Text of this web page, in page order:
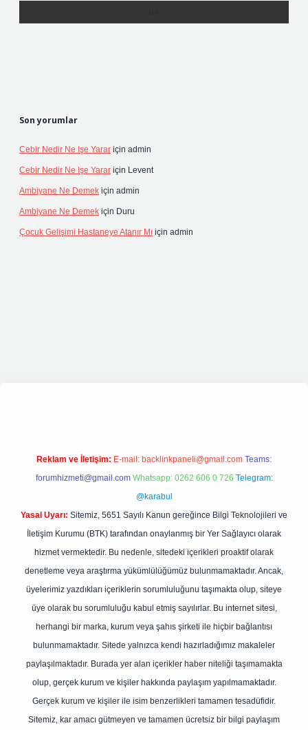
Son yorumlar
Cebir Nedir Ne Işe Yarar için admin
Cebir Nedir Ne Işe Yarar için Levent
Ambiyane Ne Demek için admin
Ambiyane Ne Demek için Duru
Çocuk Gelişimi Hastaneye Atanır Mı için admin
Reklam ve İletişim: E-mail: backlinkpaneli@gmail.com Teams:
forumhizmeti@gmail.com Whatsapp: 0262 606 0 726 Telegram:
@karabul
Yasal Uyarı: Sitemiz, 5651 Sayılı Kanun gereğince Bilgi Teknolojileri ve
İletişim Kurumu (BTK) tarafından onaylanmış bir Yer Sağlayıcı olarak
hizmet vermektedir. Bu nedenle, sitedeki içerikleri proaktif olarak
denetleme veya araştırma yükümlülüğümüz bulunmamaktadır. Ancak,
üyelerimiz yazdıkları içeriklerin sorumluluğunu taşımakta olup, siteye
üye olarak bu sorumluluğu kabul etmiş sayılırlar. Bu internet sitesi,
herhangi bir marka, kurum veya şahıs şirketi ile hiçbir bağlantısı
bulunmamaktadır. Sitede yalnızca kendi hazırladığımız makaleler
paylaşılmaktadır. Burada yer alan içerikler haber niteliği taşımamakta
olup, gerçek kurum ve kişiler hakkında paylaşım yapılmamaktadır.
Gerçek kurum ve kişiler ile isim benzerlikleri tamamen tesadüfidir.
Sitemiz, kar amacı gütmeyen ve tamamen ücretsiz bir bilgi paylaşım